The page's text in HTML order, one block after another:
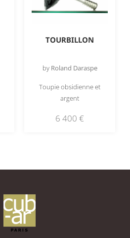
TOURBILLON
by Roland Daraspe
Toupie obsidienne et
argent
6 400 €